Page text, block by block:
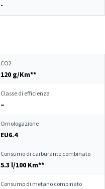
-
CO2
120 g/Km**
Classe di efficienza
–
Omologazione
EU6.4
Consumo di carburante combinato
5.3 l/100 Km**
Consumo di metano combinato